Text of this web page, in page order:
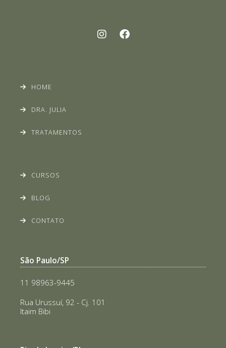
HOME
DRA. JULIA
TRATAMENTOS
CURSOS
BLOG
CONTATO
São Paulo/SP
11 98963-9445
Rua Urussuí, 92 - Cj. 101
Itaim Bibi